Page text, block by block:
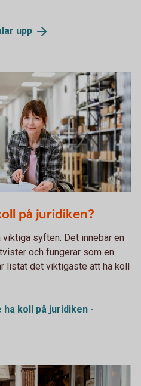
upp
på juridiken?
syften. Det innebär en
och fungerar som en
listat det viktigaste att ha koll
koll på juridiken -